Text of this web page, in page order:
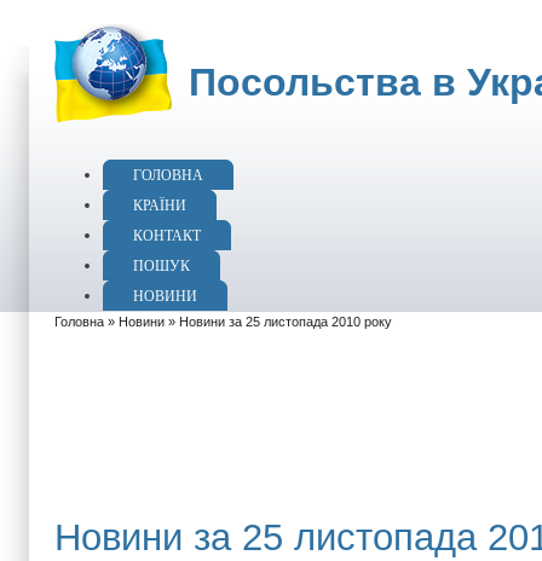
Посольства в
ГОЛОВНА
КРАЇНИ
КОНТАКТ
ПОШУК
НОВИНИ
Головна » Новини » Новини за 25 листопада 2010 року
Новини за 25 листопада